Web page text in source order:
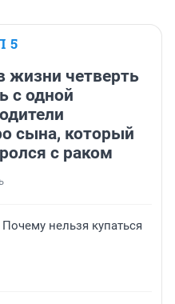
5
жизни четверть
с одной
сына, который
с раком
Почему нельзя купаться